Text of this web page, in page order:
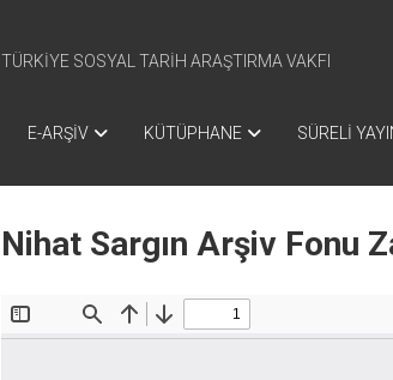
TÜRKİYE SOSYAL TARİH ARAŞTIRMA VAKFI
E-ARŞİV KÜTÜPHANE SÜRELİ
Nihat Sargın Arşiv Fonu